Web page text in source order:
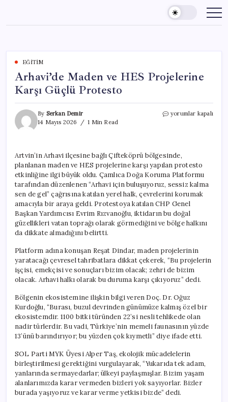
content
EĞITIM
Arhavi’de Maden ve HES Projelerine
Karşı Güçlü Protesto
By Serkan Demir
14 Mayıs 2026
1 Min Read
Arhavi’de
Karşı
Güçlü
Protesto
için
yorumlar kapalı
Artvin’in Arhavi ilçesine bağlı Çifteköprü bölgesinde,
planlanan maden ve HES projelerine karşı yapılan protesto
etkinliğine ilgi büyük oldu. Çamlıca Doğa Koruma Platformu
tarafından düzenlenen “Arhavi için buluşuyoruz, sessiz kalma
sen de gel” çağrısına katılan yerel halk, çevrelerini korumak
amacıyla bir araya geldi. Protestoya katılan CHP Genel
Başkan Yardımcısı Evrim Rızvanoğlu, iktidarın bu doğal
güzellikleri vatan toprağı olarak görmediğini ve bölge halkını
da dikkate almadığını belirtti.
Platform adına konuşan Reşat Dindar, maden projelerinin
yaratacağı çevresel tahribatlara dikkat çekerek, “Bu projelerin
işçisi, emekçisi ve sonuçları bizim olacak; zehri de bizim
olacak. Arhavi halkı olarak bu duruma karşı çıkıyoruz” dedi.
Bölgenin ekosistemine ilişkin bilgi veren Doç. Dr. Oğuz
Kurdoğlu, “Burası, buzul devrinden günümüze kalmış özel bir
ekosistemdir. 1100 bitki türünden 22’si nesli tehlikede olan
nadir türlerdir. Bu vadi, Türkiye’nin memeli faunasının yüzde
13’ünü barındırıyor; bu yüzden çok kıymetli” diye ifade etti.
SOL Parti MYK Üyesi Alper Taş, ekolojik mücadelelerin
birleştirilmesi gerektiğini vurgulayarak, “Yukarıda tek adam,
yanlarında sermayedarlar; ülkeyi paylaşmışlar. Bizim yaşam
alanlarımızda karar vermeden bizleri yok sayıyorlar. Bizler
burada yaşıyoruz ve karar verme yetkisi bizde” dedi.